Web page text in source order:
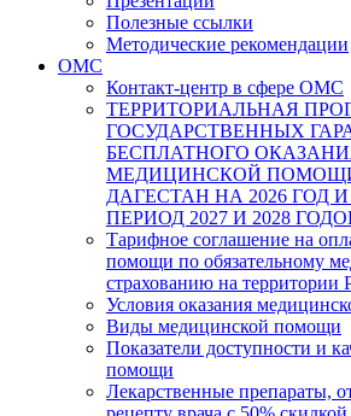
Полезные ссылки
Методические рекомендации
ОМС
Контакт-центр в сфере ОМС
ТЕРРИТОРИАЛЬНАЯ
ГОСУДАРСТВЕННЫХ
БЕСПЛАТНОГО
МЕДИЦИНСКОЙ
ДАГЕСТАН НА 2026 ГОД
ПЕРИОД 2027 И 2028
Тарифное соглашение на
помощи по обязательному
страхованию на территории
Условия оказания
Виды медицинской помощи
Показатели доступности и
помощи
Лекарственные препараты,